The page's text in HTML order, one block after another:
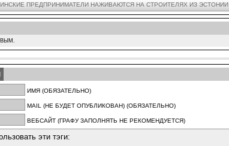
ПРЕДПРИНИМАТЕЛИ НАЖИВАЮТСЯ НА СТРОИТЕЛЯХ ИЗ ЭСТОНИИ
ИМЯ (ОБЯЗАТЕЛЬНО)
MAIL (НЕ БУДЕТ ОПУБЛИКОВАН) (ОБЯЗАТЕЛЬНО)
ВЕБСАЙТ (ГРАФУ ЗАПОЛНЯТЬ НЕ РЕКОМЕНДУЕТСЯ)
эти тэги: